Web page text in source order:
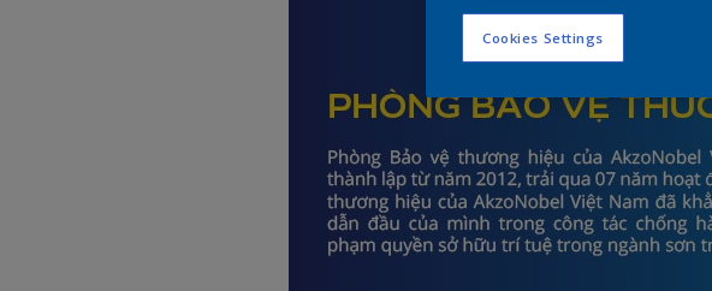
Cookies Settings